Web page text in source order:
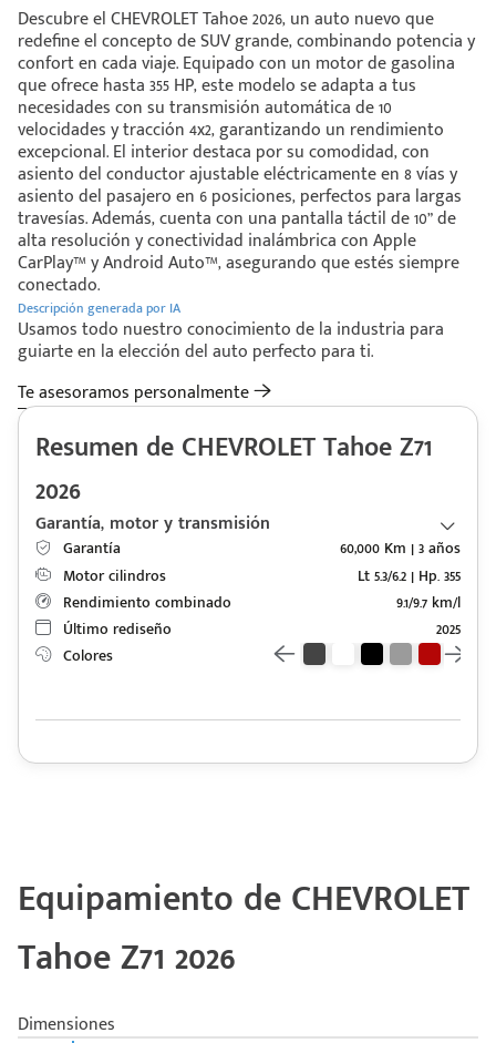
Descubre el CHEVROLET Tahoe 2026, un auto nuevo que
redefine el concepto de SUV grande, combinando potencia y
confort en cada viaje. Equipado con un motor de gasolina
que ofrece hasta 355 HP, este modelo se adapta a tus
necesidades con su transmisión automática de 10
velocidades y tracción 4x2, garantizando un rendimiento
excepcional. El interior destaca por su comodidad, con
asiento del conductor ajustable eléctricamente en 8 vías y
asiento del pasajero en 6 posiciones, perfectos para largas
travesías. Además, cuenta con una pantalla táctil de 10” de
alta resolución y conectividad inalámbrica con Apple
CarPlay™ y Android Auto™, asegurando que estés siempre
conectado.
Descripción generada por IA
Usamos todo nuestro conocimiento de la industria para
guiarte en la elección del auto perfecto para ti.
Te asesoramos personalmente
Resumen de CHEVROLET Tahoe Z71
2026
Garantía, motor y transmisión
Garantía
60,000 Km | 3 años
Motor cilindros
Lt 5.3/6.2 | Hp. 355
Rendimiento combinado
9.1/9.7 km/l
Último rediseño
2025
Colores
Equipamiento de CHEVROLET
Tahoe Z71 2026
Dimensiones